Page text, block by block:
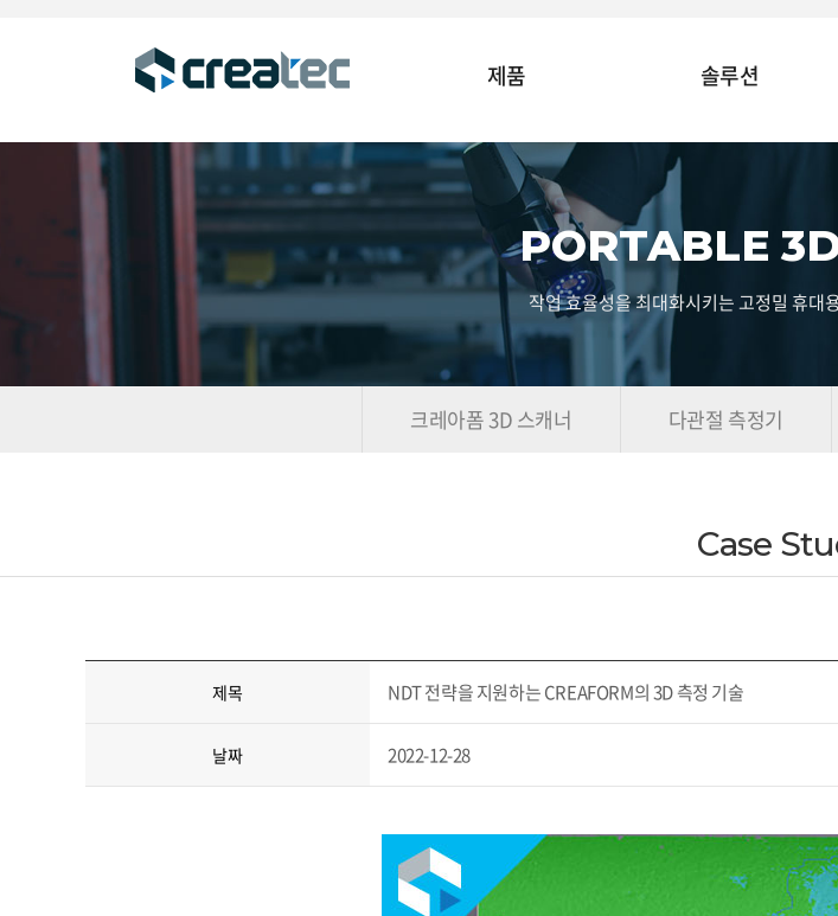
제품 솔루션
PORTABLE
작업 효율성을 최대화시키는 고정밀 휴대
크레아폼 3D 스캐너 다관절 측정기
Case
제목 NDT 전략을 지원하는 CREAFORM의 3D 측정 기술
날짜 2022-12-28